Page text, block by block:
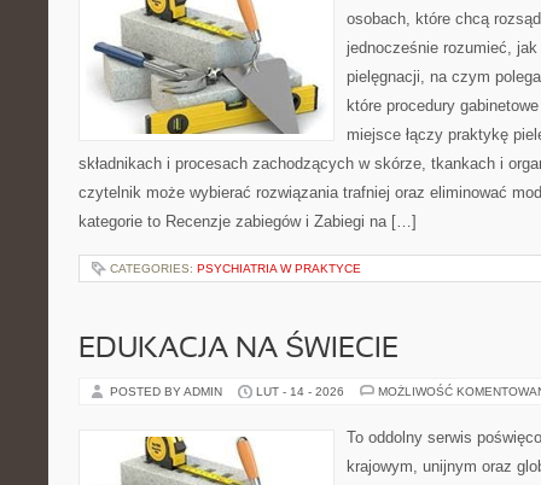
osobach, które chcą
jednocześnie rozumieć, jak
pielęgnacji, na czym
które procedury
miejsce łączy praktykę
składnikach i procesach zachodzących w skórze, tkankach i
czytelnik może wybierać rozwiązania trafniej oraz eliminować
kategorie to Recenzje zabiegów i Zabiegi na […]
CATEGORIES: PSYCHIATRIA W PRAKTYCE
EDUKACJA NA ŚWIECIE
POSTED BY ADMIN LUT - 14 - 2026 MOŻLIWOŚĆ
To oddolny serwis
krajowym, unijnym oraz